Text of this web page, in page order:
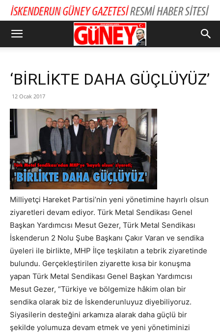
‘BİRLİKTE DAHA GÜÇLÜYÜZ’
12 Ocak 2017
Milliyetçi Hareket Partisi’nin yeni yönetimine hayırlı olsun
ziyaretleri devam ediyor. Türk Metal Sendikası Genel
Başkan Yardımcısı Mesut Gezer, Türk Metal Sendikası
İskenderun 2 Nolu Şube Başkanı Çakır Varan ve sendika
üyeleri ile birlikte, MHP İlçe teşkilatın a tebrik ziyaretinde
bulundu. Gerçekleştirilen ziyarette kısa bir konuşma
yapan Türk Metal Sendikası Genel Başkan Yardımcısı
Mesut Gezer, “Türkiye ve bölgemize hâkim olan bir
sendika olarak biz de İskenderunluyuz diyebiliyoruz.
Siyasilerin desteğini arkamıza alarak daha güçlü bir
şekilde yolumuza devam etmek ve yeni yönetiminizi